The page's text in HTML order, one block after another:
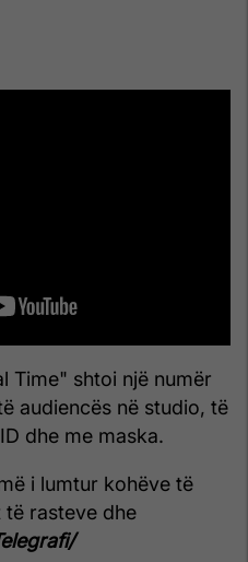
Time" shtoi një numër
audiencës në studio, të
dhe me maska.
i lumtur kohëve të
të rasteve dhe